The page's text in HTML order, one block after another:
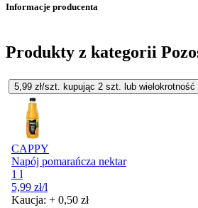
Informacje producenta
Produkty z kategorii
5,99 zł/szt. kupując 2 szt. lub wielokrotność
CAPPY
Napój pomarańcza nektar
1 l
5,99 zł/l
Kaucja: + 0,50 zł